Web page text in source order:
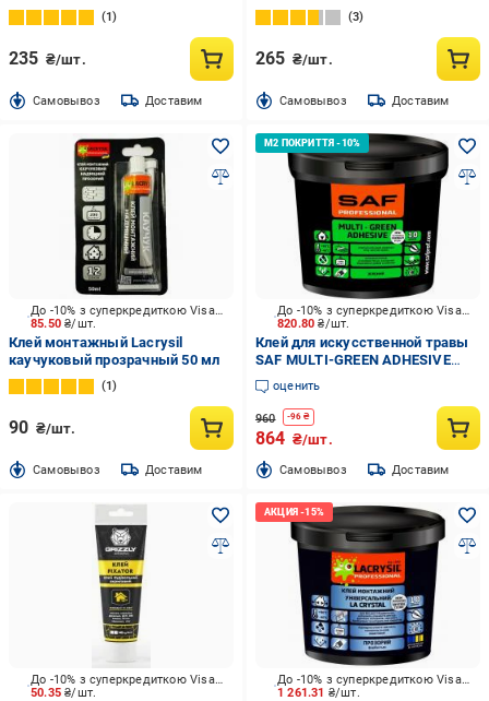
1
235 ₴/шт.
Cамовывоз Доставим
3
265 ₴/шт.
Cамовывоз Доставим
85.50₴/шт.
До -10% з суперкредиткою Visa Вигода
Клей монтажный Lacrysil
каучуковый прозрачный 50 мл
1
90 ₴/шт.
Cамовывоз Доставим
820.80₴/шт.
До -10% з суперкредиткою Visa Вигода
Клей для искусственной травы
SAF MULTI-GREEN ADHESIVE
зеленый 6кг
оценить
960 -96 ₴
864 ₴/шт.
Cамовывоз Доставим
50.35₴/шт.
До -10% з суперкредиткою Visa Вигода
1 261.31 ₴/шт.
До -10% з суперкредиткою Visa Вигода